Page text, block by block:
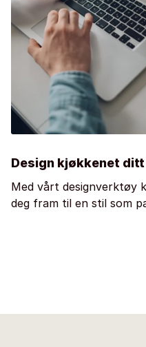
Design kjøkkenet ditt
Med vårt designverktøy
deg fram til en stil som